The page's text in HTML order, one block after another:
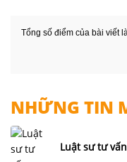
Tổng số điểm của bài viết
NHỮNG TIN
Luật sư tư